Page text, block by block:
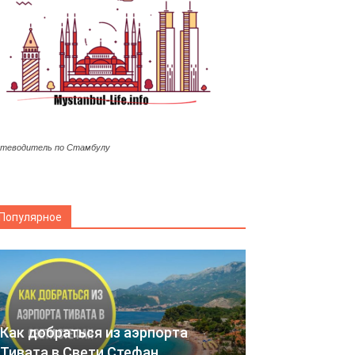
по Стамбулу
Как добраться из аэрпорта